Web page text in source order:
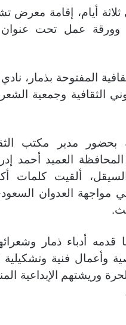
أيام، إقامة معرض
وورقة عمل تحت عنوان
المفتوحة بذمار،
الثقافية وجمعية
بحضور مدير مكتب
العميد أحمد
ألقيت كلمات
في مواجهة العدوان
أدباء ذمار
وأعمال فنية
وريشتهم الإبداعية
الكشف عن